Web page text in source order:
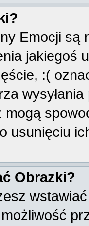
Emocji są
jakiegoś
:(
mogą
usunięciu
Obrazki?